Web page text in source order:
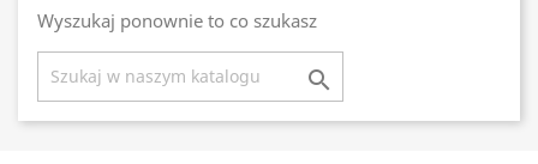
Wyszukaj ponownie to co szukasz
